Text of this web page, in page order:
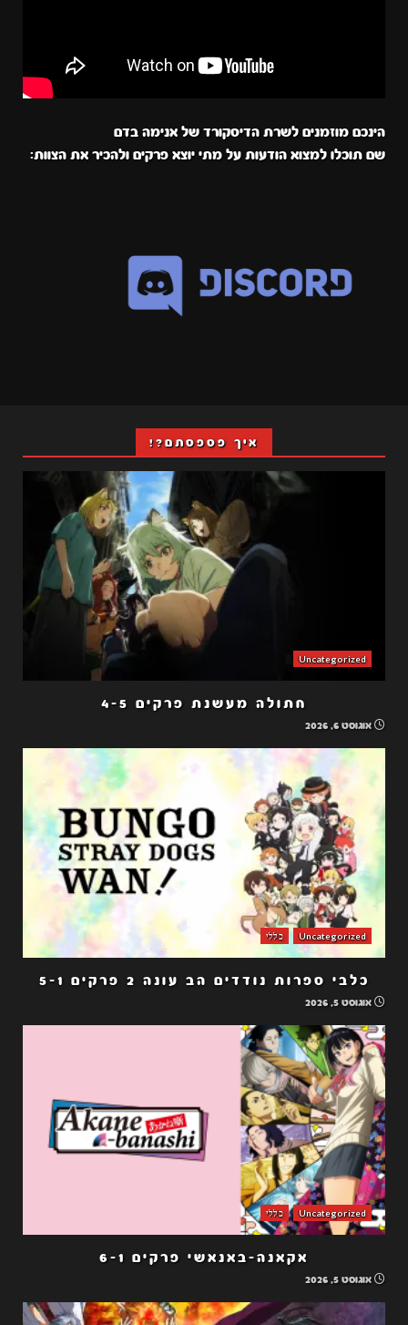
הינכם מוזמנים לשרת הדיסקורד של אנימה בדם
שם תוכלו למצוא הודעות על מתי יוצא פרקים ולהכיר את הצוות:
איך פספסתם?!
Uncategorized
חתולה מעשנת פרקים 4-5
אוגוסט 6, 2026
Uncategorized כללי
כלבי ספרות נודדים הב עונה 2 פרקים 5-1
אוגוסט 5, 2026
Uncategorized כללי
אקאנה-באנאשי פרקים 6-1
אוגוסט 5, 2026